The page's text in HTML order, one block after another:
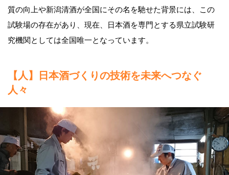
質の向上や新潟清酒が全国にその名を馳せた背景には、この
試験場の存在があり、現在、日本酒を専門とする県立試験研
究機関としては全国唯一となっています。
【人】日本酒づくりの技術を未来へつなぐ
人々